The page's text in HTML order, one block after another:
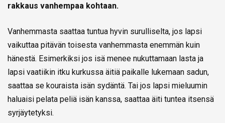
rakkaus vanhempaa kohtaan.
Vanhemmasta saattaa tuntua hyvin surulliselta, jos lapsi
vaikuttaa pitävän toisesta vanhemmasta enemmän kuin
hänestä. Esimerkiksi jos isä menee nukuttamaan lasta ja
lapsi vaatiikin itku kurkussa äitiä paikalle lukemaan sadun,
saattaa se kouraista isän sydäntä. Tai jos lapsi mieluumin
haluaisi pelata peliä isän kanssa, saattaa äiti tuntea itsensä
syrjäytetyksi.